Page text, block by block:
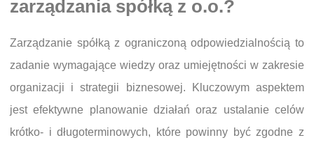
zarządzania spółką z o.o.?
Zarządzanie spółką z ograniczoną odpowiedzialnością to
zadanie wymagające wiedzy oraz umiejętności w zakresie
organizacji i strategii biznesowej. Kluczowym aspektem
jest efektywne planowanie działań oraz ustalanie celów
krótko- i długoterminowych, które powinny być zgodne z